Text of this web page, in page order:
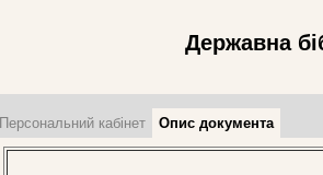
Державна
Персональний кабінет Опис документа